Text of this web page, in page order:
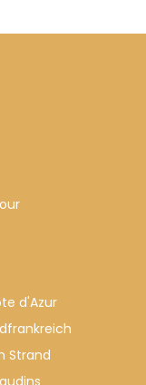
d'Azur
Strand